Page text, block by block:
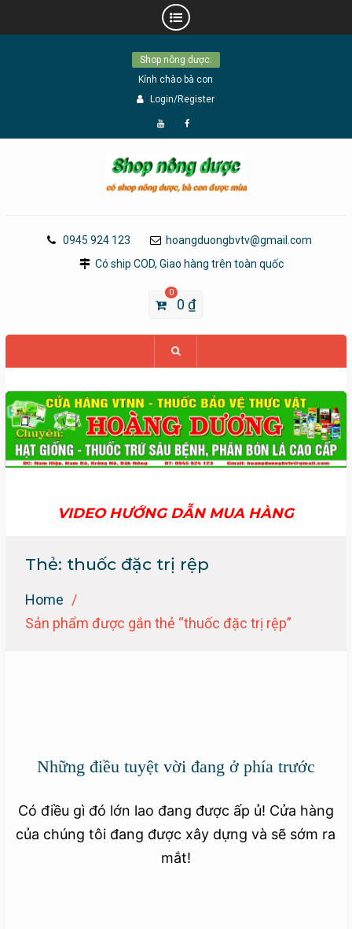
Shop nông dược:
Kính chào bà con
Login/Register
Đăng
YouTube
Page
0945 924 123
hoangduongbvtv@gmail.com
Có ship COD, Giao hàng trên toàn quốc
0
0₫
VIDEO HƯỚNG DẪN MUA HÀNG
Thẻ: thuốc đặc trị rệp
Home
Sản phẩm được gắn thẻ “thuốc đặc trị rệp”
Những điều tuyệt vời đang ở phía trước
Có điều gì đó lớn lao đang được ấp ủ! Cửa hàng
của chúng tôi đang được xây dựng và sẽ sớm ra
mắt!